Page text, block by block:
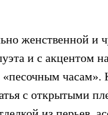
женственной и
и с акцентом
часам».
с открытыми